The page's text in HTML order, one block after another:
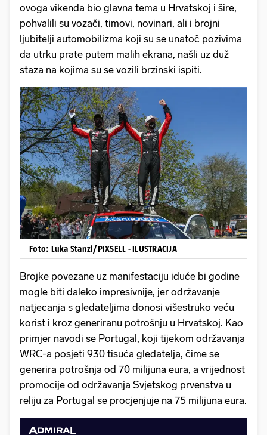
ovoga vikenda bio glavna tema u Hrvatskoj i šire,
pohvalili su vozači, timovi, novinari, ali i brojni
ljubitelji automobilizma koji su se unatoč pozivima
da utrku prate putem malih ekrana, našli uz duž
staza na kojima su se vozili brzinski ispiti.
Foto: Luka Stanzl/PIXSELL - ILUSTRACIJA
Brojke povezane uz manifestaciju iduće bi godine
mogle biti daleko impresivnije, jer održavanje
natjecanja s gledateljima donosi višestruko veću
korist i kroz generiranu potrošnju u Hrvatskoj. Kao
primjer navodi se Portugal, koji tijekom održavanja
WRC-a posjeti 930 tisuća gledatelja, čime se
generira potrošnja od 70 milijuna eura, a vrijednost
promocije od održavanja Svjetskog prvenstva u
reliju za Portugal se procjenjuje na 75 milijuna eura.